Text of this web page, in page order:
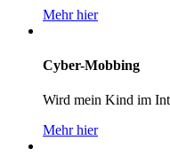
Mehr hier
Cyber-Mobbing
Wird mein Kind im
Mehr hier